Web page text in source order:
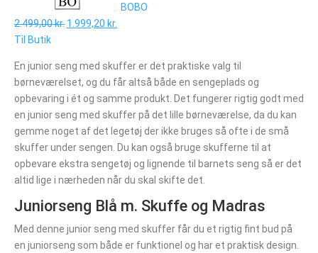
BOBO
2.499,00 kr. 1.999,20 kr.
Til Butik
En junior seng med skuffer er det praktiske valg til
børneværelset, og du får altså både en sengeplads og
opbevaring i ét og samme produkt. Det fungerer rigtig godt med
en junior seng med skuffer på det lille børneværelse, da du kan
gemme noget af det legetøj der ikke bruges så ofte i de små
skuffer under sengen. Du kan også bruge skufferne til at
opbevare ekstra sengetøj og lignende til barnets seng så er det
altid lige i nærheden når du skal skifte det.
Juniorseng Blå m. Skuffe og Madras
Med denne junior seng med skuffer får du et rigtig fint bud på
en juniorseng som både er funktionel og har et praktisk design.